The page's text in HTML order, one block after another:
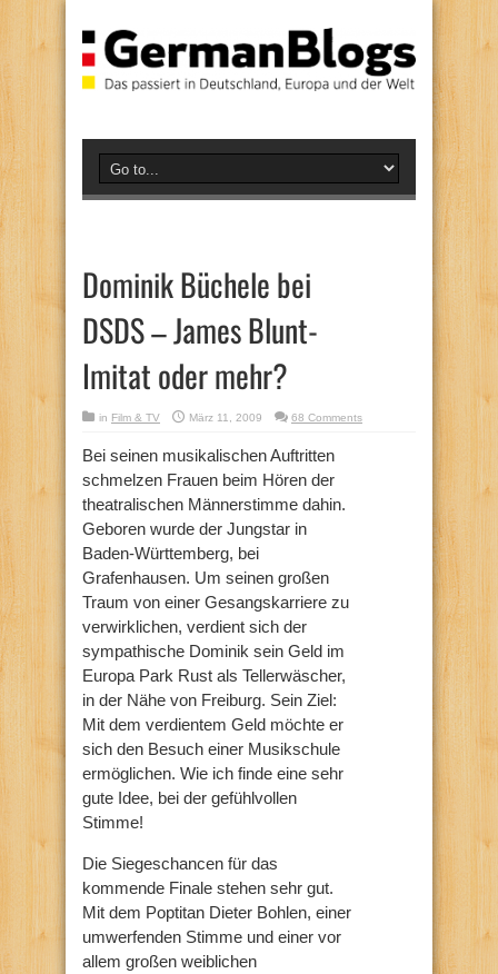
Dominik Büchele bei
DSDS – James Blunt-
Imitat oder mehr?
in Film & TV März 11, 2009 68 Comments
Bei seinen musikalischen Auftritten
schmelzen Frauen beim Hören der
theatralischen Männerstimme dahin.
Geboren wurde der Jungstar in
Baden-Württemberg, bei
Grafenhausen. Um seinen großen
Traum von einer Gesangskarriere zu
verwirklichen, verdient sich der
sympathische Dominik sein Geld im
Europa Park Rust als Tellerwäscher,
in der Nähe von Freiburg. Sein Ziel:
Mit dem verdientem Geld möchte er
sich den Besuch einer Musikschule
ermöglichen. Wie ich finde eine sehr
gute Idee, bei der gefühlvollen
Stimme!
Die Siegeschancen für das
kommende Finale stehen sehr gut.
Mit dem Poptitan Dieter Bohlen, einer
umwerfenden Stimme und einer vor
allem großen weiblichen